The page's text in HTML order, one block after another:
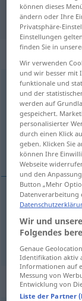
zurückgezogen
Übersicht
(Für mehr Details
zadržán,
zadržán
odmáknjen
können dieses
ändern oder Ihre
Privatsphäre-
Einstellungen
finden Sie in
Wir verwenden
und wir besser mit
funktionale und
und der
werden auf
gespeichert.
personalisierter
durch einen Klick
geben. Klicken Sie
können Ihre
Webseite
und den
Button „Mehr
Datenverarbeitung
Wir und
Folgendes
Genaue
Identifikation aktiv
Informationen auf
Messung von
Entwicklung von
Liste der Partner